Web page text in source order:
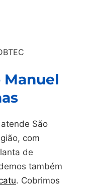
Manuel
atende São
com
de
também
. Cobrimos